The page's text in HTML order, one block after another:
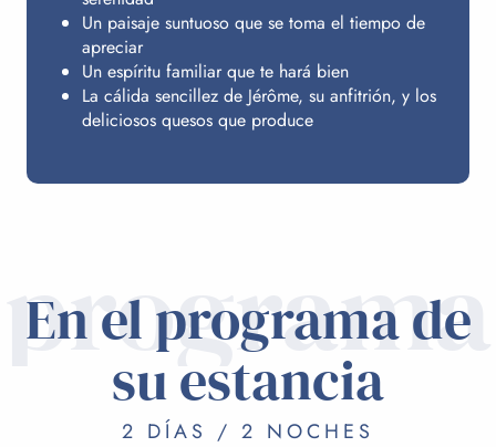
Un paisaje suntuoso que se toma el tiempo de
apreciar
Un espíritu familiar que te hará bien
La cálida sencillez de Jérôme, su anfitrión, y los
deliciosos quesos que produce
programa
En el programa de
su estancia
2 DÍAS / 2 NOCHES